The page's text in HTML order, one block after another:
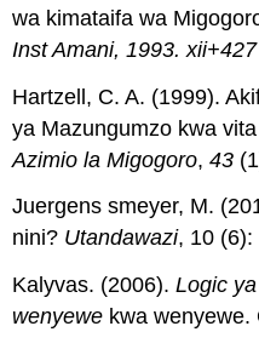
wa kimataifa wa
Inst Amani, 1993.
Hartzell, C. A. (1999).
ya Mazungumzo kwa
Azimio la Migogoro,43
Juergens smeyer, M.
nini? Utandawazi, 10 (6):
Kalyvas. (2006).Logic
wenyewe kwa